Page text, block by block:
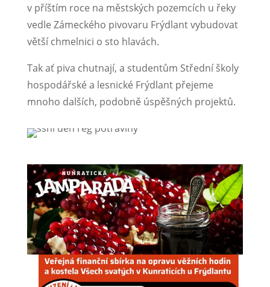
v příštím roce na městských pozemcích u řeky
vedle Zámeckého pivovaru Frýdlant vybudovat
větší chmelnici o sto hlavách.
Tak ať piva chutnají, a studentům Střední školy
hospodářské a lesnické Frýdlant přejeme
mnoho dalších, podobně úspěšných projektů.